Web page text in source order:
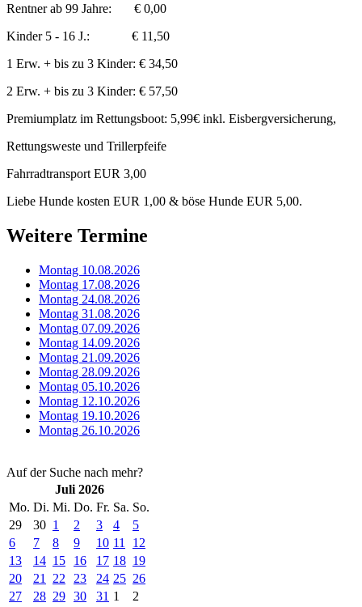
Rentner ab 99 Jahre: € 0,00
Kinder 5 - 16 J.: € 11,50
1 Erw. + bis zu 3 Kinder: € 34,50
2 Erw. + bis zu 3 Kinder: € 57,50
Premiumplatz im Rettungsboot: 5,99€ inkl. Eisbergversicherung,
Rettungsweste und Trillerpfeife
Fahrradtransport EUR 3,00
Liebe Hunde kosten EUR 1,00 & böse Hunde EUR 5,00.
Weitere Termine
Montag 10.08.2026
Montag 17.08.2026
Montag 24.08.2026
Montag 31.08.2026
Montag 07.09.2026
Montag 14.09.2026
Montag 21.09.2026
Montag 28.09.2026
Montag 05.10.2026
Montag 12.10.2026
Montag 19.10.2026
Montag 26.10.2026
Auf der Suche nach mehr?
Juli 2026
Mo. Di. Mi. Do. Fr. Sa. So.
29
30 1 2 3 4
5
6
7 8 9 10 11
12
13
14 15 16 17 18 19
20
21 22 23 24 25 26
27
28 29 30 31 1
2